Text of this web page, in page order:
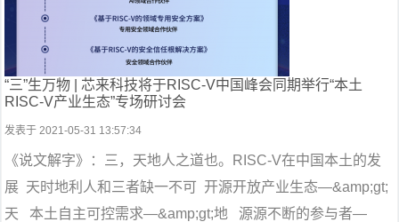
“三”生万物 | 芯来科技将于RISC-V中国峰会同期举行“本土
RISC-V产业生态”专场研讨会
发表于 2021-05-31 13:57:34
《说文解字》：三，天地人之道也。RISC-V在中国本土的发
展 天时地利人和三者缺一不可 开源开放产业生态—&amp;gt;
天 本土自主可控需求—&amp;gt;地 源源不断的参与者—